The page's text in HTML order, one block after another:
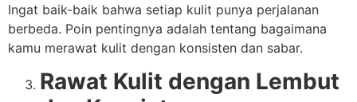
Ingat baik-baik bahwa setiap kulit punya perjalanan
berbeda. Poin pentingnya adalah tentang bagaimana
kamu merawat kulit dengan konsisten dan sabar.
Rawat Kulit dengan Lembut